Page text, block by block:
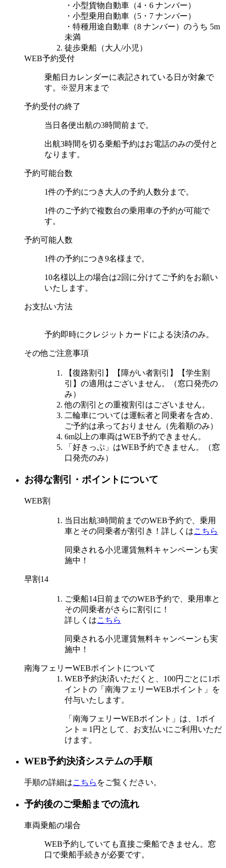
・小型貨物自動車（4・6 ナンバー）
・小型乗用自動車（5・7 ナンバー）
・特種用途自動車（8 ナンバー）のうち 5m
未満
徒歩乗船（大人/小児）
WEB予約受付
乗船日カレンダーに表記されている日が対象で
す。※翌月末まで
予約受付の終了
当日各便出航の3時間前まで。
出航3時間を切る乗船予約はお電話のみの受付と
なります。
予約可能台数
1件の予約につき大人の予約人数分まで。
1件のご予約で複数台の乗用車の予約が可能で
す。
予約可能人数
1件の予約につき9名様まで。
10名様以上の場合は2回に分けてご予約をお願い
いたします。
お支払い方法
予約即時にクレジットカードによる決済のみ。
その他ご注意事項
【復路割引】【障がい者割引】【学生割
引】の適用はございません。（窓口発売の
み）
他の割引との重複割引はございません。
二輪車については運転者と同乗者を含め、
ご予約は承っておりません（先着順のみ）
6m以上の車両はWEB予約できません。
「好きっぷ」はWEB予約できません。（窓
口発売のみ）
お得な割引・ポイントについて
WEB割
当日出航3時間前までのWEB予約で、乗用
車とその同乗者が割引き！ 詳しくはこちら
同乗される小児運賃無料キャンペーンも実
施中！
早割14
ご乗船14日前までのWEB予約で、乗用車と
その同乗者がさらに割引 に！
詳しくはこちら
同乗される小児運賃無料キャンペーンも実
施中！
南海フェリーWEBポイントについて
WEB予約決済いただくと、100円ごとに1ポ
イントの「南海フェリーWEBポイント」を
付与いたします。
「南海フェリーWEBポイント」は、1ポイ
ント＝1円として、お支払いにご利用いただ
けます。
WEB予約決済システムの手順
手順の詳細はこちら をご覧ください。
予約後のご乗船までの流れ
車両乗船の場合
WEB予約していても直接ご乗船できません。窓
口で乗船手続きが必要です。